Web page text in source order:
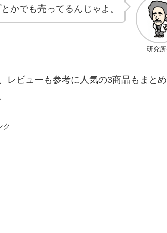
研究
かでも売ってるんじゃよ。
レビューも参考に人気の3商品もまと
ク